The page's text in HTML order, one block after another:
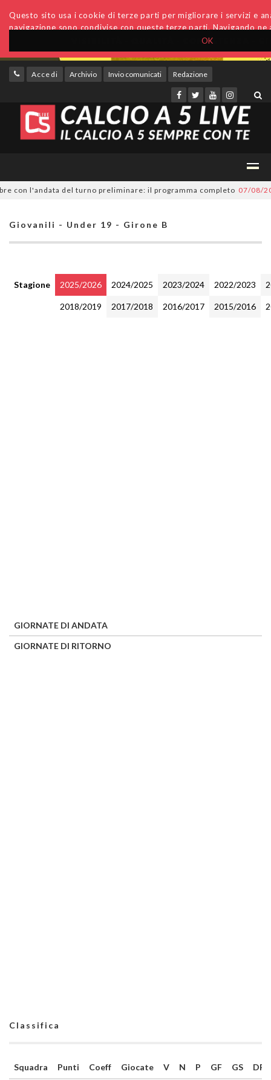
OK
Questo sito usa i cookie di terze parti per migliorare i servizi e
navigazione sono condivise con queste terze parti. Navigando
Accedi Archivio Invio comunicati Redazione
l'andata del turno preliminare: il programma completo 07/08/2026
Giovanili - Under 19 - Girone B
Stagione 2025/2026 2024/2025 2023/2024 2022/2023
2018/2019 2017/2018 2016/2017 2015/2016
GIORNATE DI ANDATA
GIORNATE DI RITORNO
Classifica
Squadra Punti Coeff Giocate V N P GF GS DR